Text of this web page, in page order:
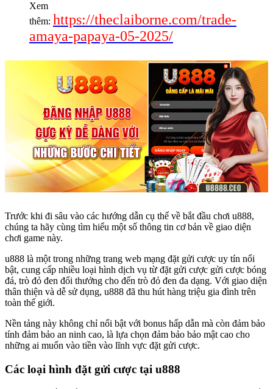
Xem
thêm: https://theclaiborne.com/trade-
amaya-papaya-05-2025/
Trước khi đi sâu vào các hướng dẫn cụ thể về bắt đầu chơi u888,
chúng ta hãy cùng tìm hiểu một số thông tin cơ bản về giao diện
chơi game này.
u888 là một trong những trang web mạng đặt gửi cược uy tín nổi
bật, cung cấp nhiều loại hình dịch vụ từ đặt gửi cược gửi cược bóng
đá, trò đỏ đen đổi thưởng cho đến trò đỏ đen đa dạng. Với giao diện
thân thiện và dễ sử dụng, u888 đã thu hút hàng triệu gia đình trên
toàn thế giới.
Nền tảng này không chỉ nổi bật với bonus hấp dẫn mà còn đảm bảo
tính đảm bảo an ninh cao, là lựa chọn đảm bảo bảo mật cao cho
những ai muốn vào tiền vào lĩnh vực đặt gửi cược.
Các loại hình đặt gửi cược tại u888